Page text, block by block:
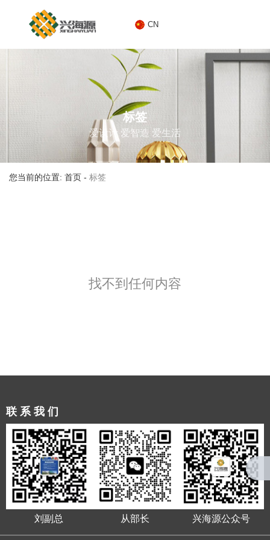
CN
CN
标签
爱设计 爱智造 爱生活
您当前的位置: 首页 - 标签
找不到任何内容
联系我们
刘副总 从部长 兴海源公众号